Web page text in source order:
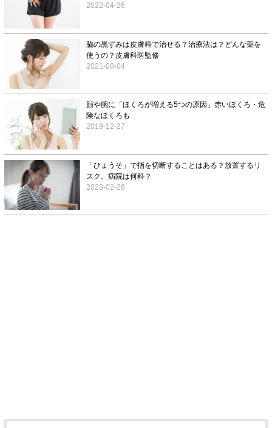
2022-04-26
脇の黒ずみは皮膚科で治せる？治療法は？どんな薬を
使うの？皮膚科医監修
2021-08-04
顔や腕に「ほくろが増える5つの原因」赤いほくろ・危
険なほくろも
2019-12-27
「ひょうそ」で指を切断することはある？放置するリ
スク。病院は何科？
2023-02-28